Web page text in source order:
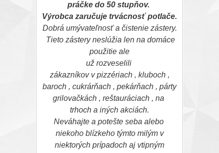
práčke do 50 stupňov.
Výrobca zaručuje trvácnosť potlače.
Dobrá umývateľnosť a čistenie zástery.
Tieto zástery neslúžia len na domáce
použitie ale
už rozveselili
zákazníkov v pizzériach , kluboch ,
baroch , cukrárňach , pekárňach , párty
grilovačkách , reštauráciach , na
trhoch a iných akciách.
Neváhajte a potešte seba alebo
niekoho blízkeho týmto milým v
niektorých prípadoch aj vtipným